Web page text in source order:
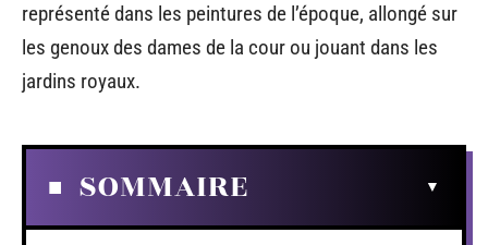
représenté dans les peintures de l’époque, allongé sur
les genoux des dames de la cour ou jouant dans les
jardins royaux.
SOMMAIRE